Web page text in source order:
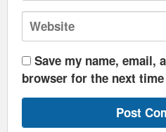
Save my name, email,
browser for the next